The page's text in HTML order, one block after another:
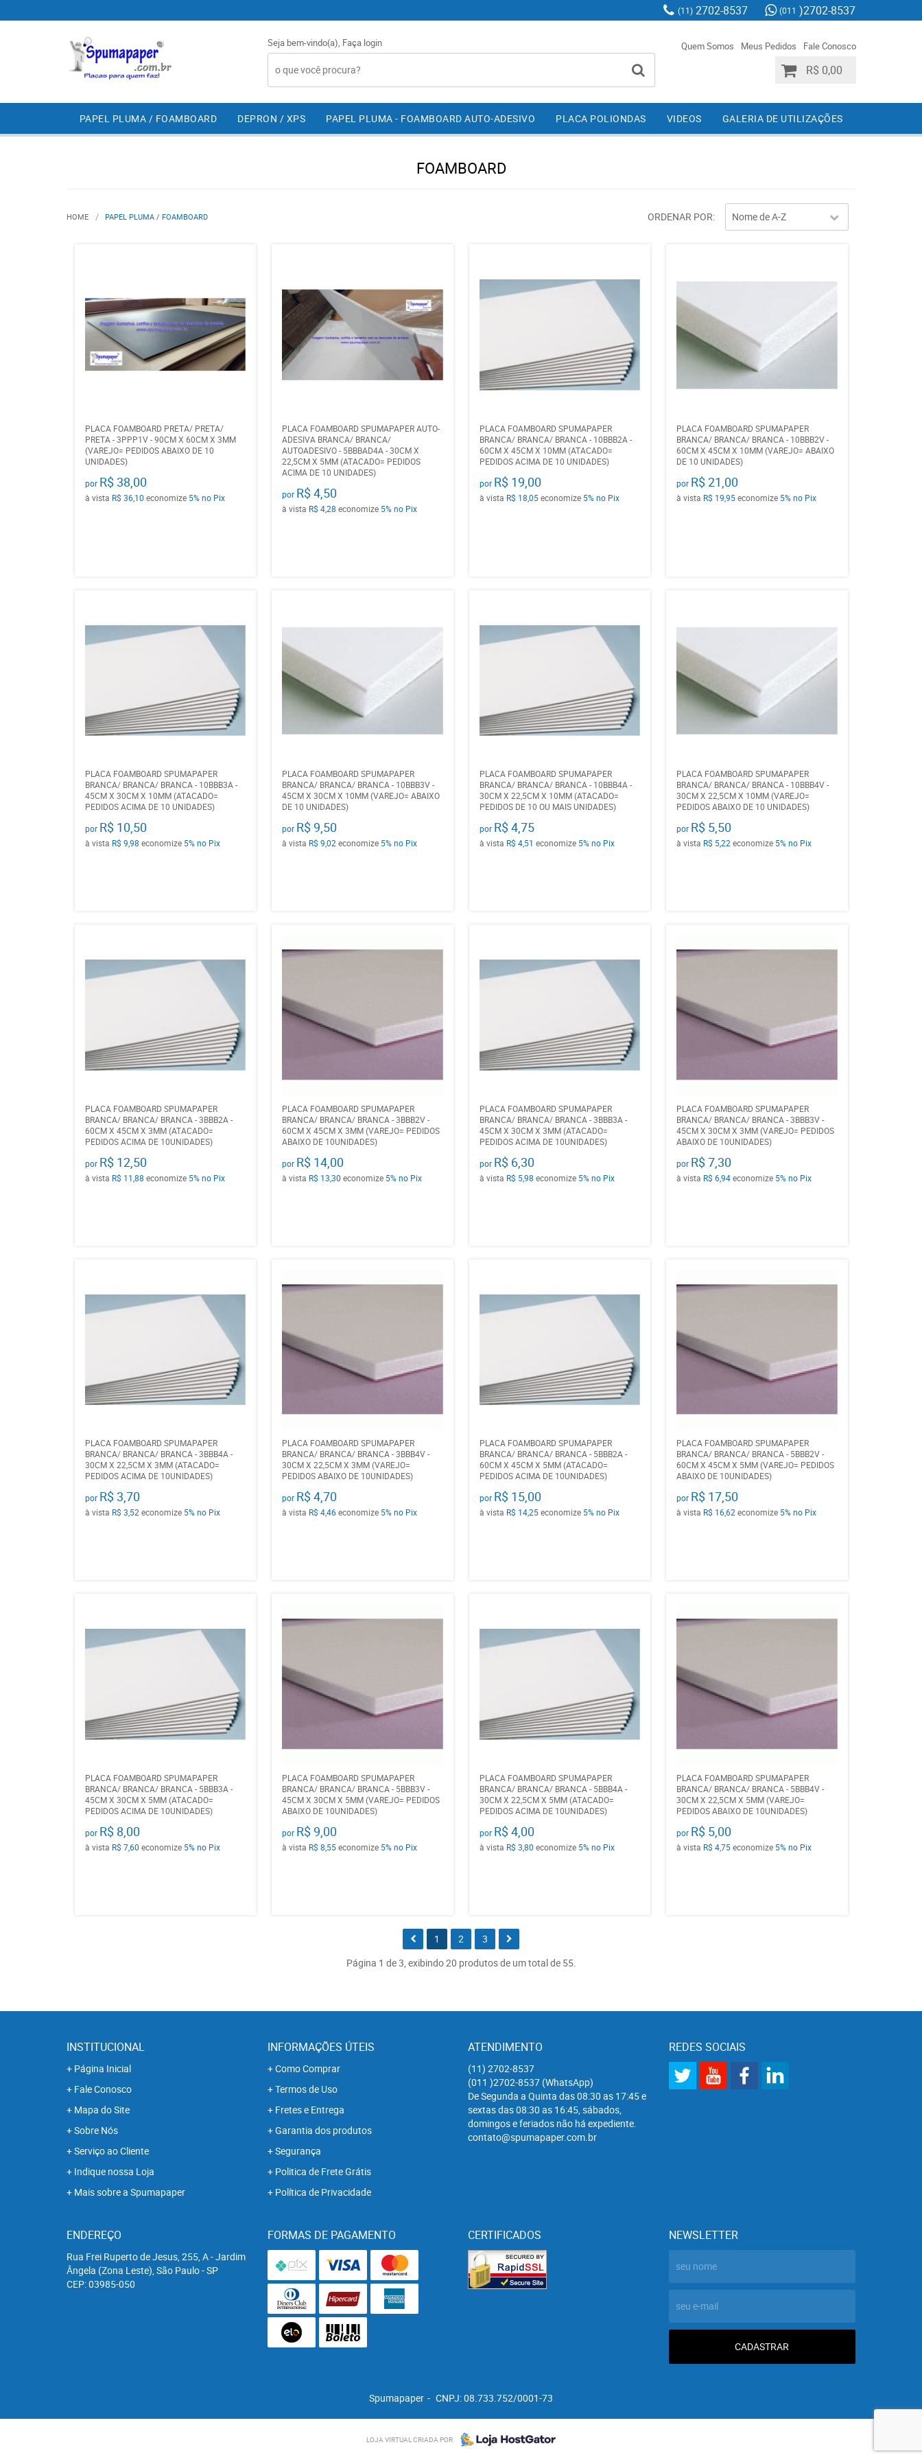
(11) 2702-8537 (011 )2702-8537
Seja bem-vindo(a), Faça login Quem Somos Meus Pedidos Fale Conosco
R$ 0,00
PAPEL PLUMA / FOAMBOARD DEPRON / XPS PAPEL PLUMA - FOAMBOARD AUTO-ADESIVO PLACA POLIONDAS VIDEOS GALERIA DE UTILIZAÇÕES
FOAMBOARD
HOME PAPEL PLUMA / FOAMBOARD ORDENAR POR Nome de A-Z
PLACA FOAMBOARD PRETA/ PRETA/
PRETA - 3PPP1V - 90CM X 60CM X 3MM
(VAREJO= PEDIDOS ABAIXO DE 10
UNIDADES)
por R$ 38,00
à vista R$ 36,10 economize 5% no Pix
PLACA FOAMBOARD SPUMAPAPER AUTO-
ADESIVA BRANCA/ BRANCA/
AUTOADESIVO - 5BBBAD4A - 30CM X
22,5CM X 5MM (ATACADO= PEDIDOS
ACIMA DE 10 UNIDADES)
por R$ 4,50
à vista R$ 4,28 economize 5%no Pix
PLACA FOAMBOARD SPUMAPAPER
BRANCA/ BRANCA/ BRANCA - 10BBB2A -
60CM X 45CM X 10MM (ATACADO=
PEDIDOS ACIMA DE 10 UNIDADES)
por R$ 19,00
à vista R$ 18,05economize 5% no Pix
PLACA FOAMBOARD SPUMAPAPER
BRANCA/ BRANCA/ BRANCA - 10BBB2V -
60CM X 45CM X 10MM (VAREJO= ABAIXO
DE 10 UNIDADES)
por R$ 21,00
à vista R$ 19,95economize 5%no Pix
PLACA FOAMBOARD SPUMAPAPER
BRANCA/ BRANCA/ BRANCA - 10BBB3A -
45CM X 30CM X 10MM (ATACADO=
PEDIDOS ACIMA DE 10 UNIDADES)
por R$ 10,50
à vista R$ 9,98 economize 5% no Pix
PLACA FOAMBOARD SPUMAPAPER
BRANCA/ BRANCA/ BRANCA - 10BBB3V -
45CM X 30CM X 10MM (VAREJO= ABAIXO
DE 10 UNIDADES)
por R$ 9,50
à vista R$ 9,02 economize 5%no Pix
PLACA FOAMBOARD SPUMAPAPER
BRANCA/ BRANCA/ BRANCA - 10BBB4A -
30CM X 22,5CM X 10MM (ATACADO=
PEDIDOS DE 10 OU MAIS UNIDADES)
por R$ 4,75
à vista R$ 4,51 economize 5% no Pix
PLACA FOAMBOARD SPUMAPAPER
BRANCA/ BRANCA/ BRANCA - 10BBB4V -
30CM X 22,5CM X 10MM (VAREJO=
PEDIDOS ABAIXO DE 10 UNIDADES)
por R$ 5,50
à vista R$ 5,22 economize 5%no Pix
PLACA FOAMBOARD SPUMAPAPER
BRANCA/ BRANCA/ BRANCA - 3BBB2A -
60CM X 45CM X 3MM (ATACADO=
PEDIDOS ACIMA DE 10UNIDADES)
por R$ 12,50
à vista R$ 11,88 economize 5% no Pix
PLACA FOAMBOARD SPUMAPAPER
BRANCA/ BRANCA/ BRANCA - 3BBB2V -
60CM X 45CM X 3MM (VAREJO= PEDIDOS
ABAIXO DE 10UNIDADES)
por R$ 14,00
à vista R$ 13,30 economize 5%no Pix
PLACA FOAMBOARD SPUMAPAPER
BRANCA/ BRANCA/ BRANCA - 3BBB3A -
45CM X 30CM X 3MM (ATACADO=
PEDIDOS ACIMA DE 10UNIDADES)
por R$ 6,30
à vista R$ 5,98 economize 5% no Pix
PLACA FOAMBOARD SPUMAPAPER
BRANCA/ BRANCA/ BRANCA - 3BBB3V -
45CM X 30CM X 3MM (VAREJO= PEDIDOS
ABAIXO DE 10UNIDADES)
por R$ 7,30
à vista R$ 6,94economize 5%no Pix
PLACA FOAMBOARD SPUMAPAPER
BRANCA/ BRANCA/ BRANCA - 3BBB4A -
30CM X 22,5CM X 3MM (ATACADO=
PEDIDOS ACIMA DE 10UNIDADES)
por R$ 3,70
à vista R$ 3,52 economize 5% no Pix
PLACA FOAMBOARD SPUMAPAPER
BRANCA/ BRANCA/ BRANCA - 3BBB4V -
30CM X 22,5CM X 3MM (VAREJO=
PEDIDOS ABAIXO DE 10UNIDADES)
por R$ 4,70
à vista R$ 4,46economize 5%no Pix
PLACA FOAMBOARD SPUMAPAPER
BRANCA/ BRANCA/ BRANCA - 5BBB2A -
60CM X 45CM X 5MM (ATACADO=
PEDIDOS ACIMA DE 10UNIDADES)
por R$ 15,00
à vista R$ 14,25economize 5% no Pix
PLACA FOAMBOARD SPUMAPAPER
BRANCA/ BRANCA/ BRANCA - 5BBB2V -
60CM X 45CM X 5MM (VAREJO= PEDIDOS
ABAIXO DE 10UNIDADES)
por R$ 17,50
à vista R$ 16,62 economize 5%no Pix
PLACA FOAMBOARD SPUMAPAPER
BRANCA/ BRANCA/ BRANCA - 5BBB3A -
45CM X 30CM X 5MM (ATACADO=
PEDIDOS ACIMA DE 10UNIDADES)
por R$ 8,00
à vista R$ 7,60 economize 5% no Pix
PLACA FOAMBOARD SPUMAPAPER
BRANCA/ BRANCA/ BRANCA - 5BBB3V -
45CM X 30CM X 5MM (VAREJO= PEDIDOS
ABAIXO DE 10UNIDADES)
por R$ 9,00
à vista R$ 8,55economize 5%no Pix
PLACA FOAMBOARD SPUMAPAPER
BRANCA/ BRANCA/ BRANCA - 5BBB4A -
30CM X 22,5CM X 5MM (ATACADO=
PEDIDOS ACIMA DE 10UNIDADES)
por R$ 4,00
à vista R$ 3,80 economize 5% no Pix
PLACA FOAMBOARD SPUMAPAPER
BRANCA/ BRANCA/ BRANCA - 5BBB4V -
30CM X 22,5CM X 5MM (VAREJO=
PEDIDOS ABAIXO DE 10UNIDADES)
por R$ 5,00
à vista R$ 4,75economize 5%no Pix
1 2
3
Página 1 de 3, exibindo 20 produtos de um total de 55.
INSTITUCIONAL
Página Inicial
Fale Conosco
Mapa do Site
Sobre Nós
Serviço ao Cliente
Indique nossa Loja
Mais sobre a Spumapaper
INFORMAÇÕES ÚTEIS
Como Comprar
Termos de Uso
Fretes e Entrega
Garantia dos produtos
Segurança
Politica de Frete Grátis
Política de Privacidade
ATENDIMENTO
(11) 2702-8537
(011 )2702-8537 (WhatsApp)
De Segunda a Quinta das 08:30 as 17:45 e
sextas das 08:30 as 16:45, sábados,
domingos e feriados não há expediente.
contato@spumapaper.com.br
REDES SOCIAIS
ENDEREÇO
Rua Frei Ruperto de Jesus, 255, A-Jardim
Ângela (Zona Leste), São Paulo-SP
CEP: 03985-050
FORMAS DE PAGAMENTO CERTIFICADOS NEWSLETTER
CADASTRAR
Spumapaper CNPJ: 08.733.752/0001-73
LOJA VIRTUAL CRIADA POR